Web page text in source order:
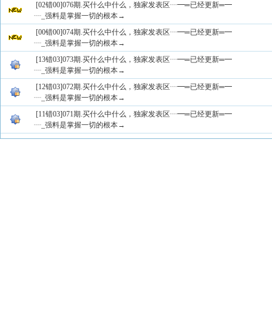
[02错00]076期.买什么中什么，独家发表区┈━═已经更新═━
┈_强料是掌握一切的根本→
[00错00]074期.买什么中什么，独家发表区┈━═已经更新═━
┈_强料是掌握一切的根本→
[13错03]073期.买什么中什么，独家发表区┈━═已经更新═━
┈_强料是掌握一切的根本→
[12错03]072期.买什么中什么，独家发表区┈━═已经更新═━
┈_强料是掌握一切的根本→
[11错03]071期.买什么中什么，独家发表区┈━═已经更新═━
┈_强料是掌握一切的根本→